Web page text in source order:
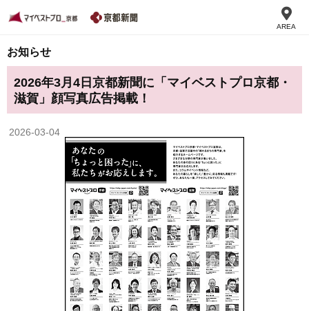
AREA
お知らせ
2026年3月4日京都新聞に「マイベストプロ京都・
滋賀」顔写真広告掲載！
2026-03-04